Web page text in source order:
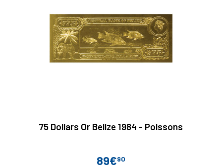
75 Dollars Or Belize 1984 - Poissons
Prix
89€90